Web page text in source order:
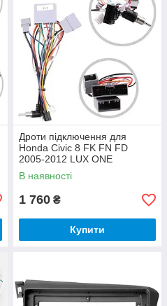
Дроти підключення для
Honda Civic 8 FK FN FD
2005-2012 LUX ONE
В наявності
1 760 ₴
Купити